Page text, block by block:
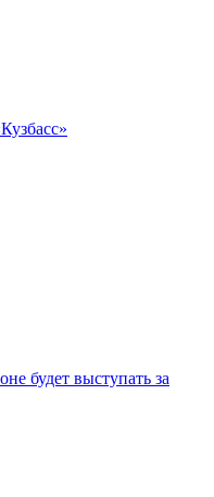
будет выступать за